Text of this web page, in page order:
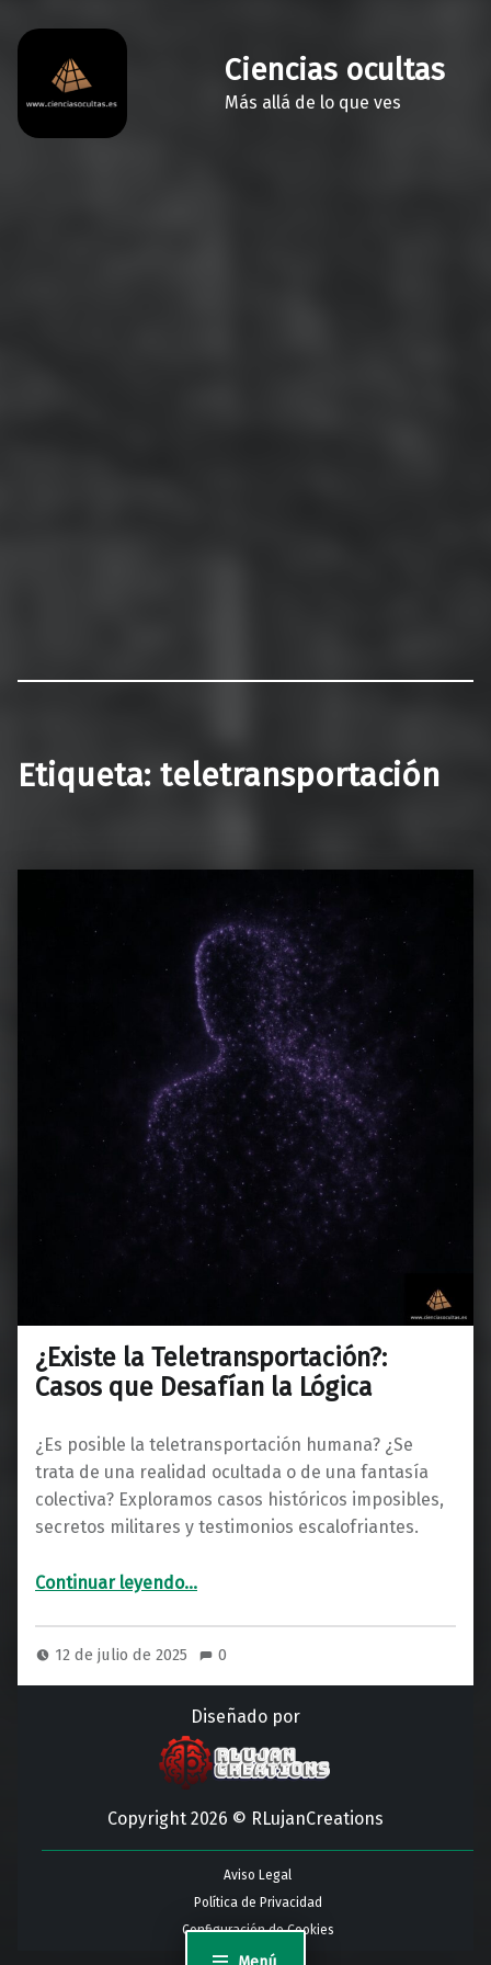
Ciencias ocultas
Más allá de lo que ves
Etiqueta: teletransportación
¿Existe la Teletransportación?:
Casos que Desafían la Lógica
¿Es posible la teletransportación humana? ¿Se
trata de una realidad ocultada o de una fantasía
colectiva? Exploramos casos históricos imposibles,
secretos militares y testimonios escalofriantes.
Continuar leyendo“¿Existe la Teletransportación?: Casos que Desafían la Lógica”
…
12 de julio de 2025 0
Diseñado por
Copyright 2026 © RLujanCreations
Aviso Legal
Política de Privacidad
Configuración de Cookies